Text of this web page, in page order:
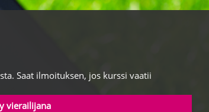
Saat ilmoituksen, jos kurssi vaatii
vierailijana